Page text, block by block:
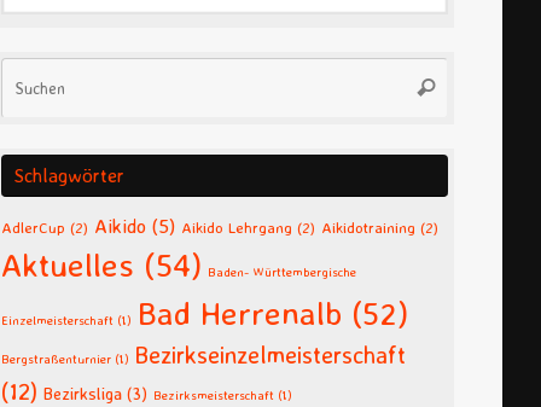
Suchen
Schlagwörter
AdlerCup (2) Aikido (5) Aikido Lehrgang (2) Aikidotraining (2)
Aktuelles (54) Baden- Württembergische
Einzelmeisterschaft (1) Bad Herrenalb (52)
Bergstraßenturnier (1) Bezirkseinzelmeisterschaft
(12) Bezirksliga (3) Bezirksmeisterschaft (1)